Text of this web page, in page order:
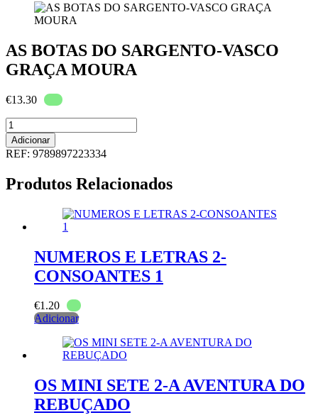
AS BOTAS DO SARGENTO-VASCO
GRAÇA MOURA
€13.30
Quantidade
de
AS
BOTAS
SARGENTO-
MOURA
Adicionar
REF: 9789897223334
Produtos Relacionados
NUMEROS E LETRAS 2-
CONSOANTES 1
€1.20
Adicionar
OS MINI SETE 2-A AVENTURA DO
REBUÇADO